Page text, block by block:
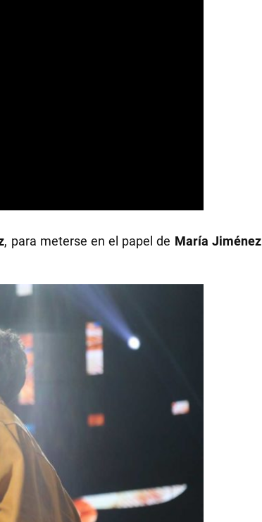
, para meterse en el papel de María Jiménez